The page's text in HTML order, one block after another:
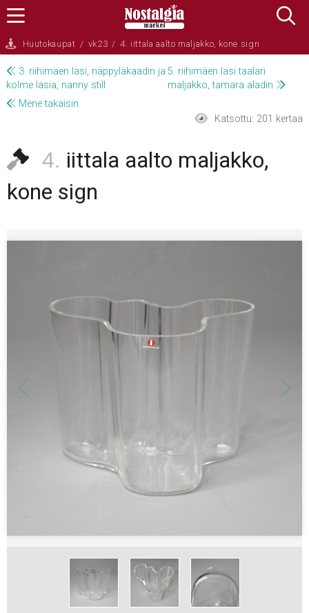
Huutokaupat / vk23 / 4. iittala aalto maljakko, kone sign
3. riihimäen lasi, näppyläkaadin ja
kolme lasia, nanny still
5. riihimäen lasi taalari
maljakko, tamara aladin
Mene takaisin
Katsottu: 201 kertaa
4. iittala aalto maljakko,
kone sign